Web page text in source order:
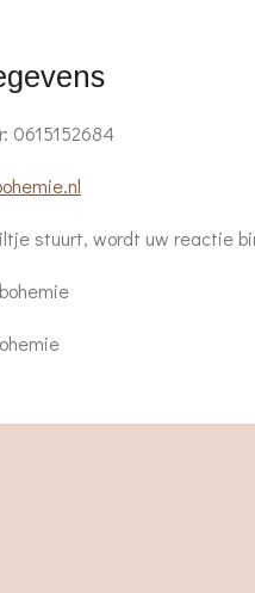
0615152684
stuurt, wordt uw reactie